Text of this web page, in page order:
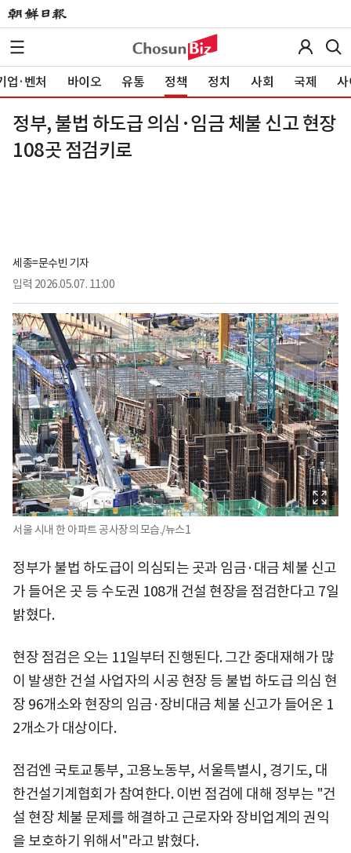
업·벤처 바이오 유통 정책 정치 사회 국제 사
정부, 불법 하도급 의심·임금 체불 신고 현장
108곳 점검키로
세종=문수빈 기자
입력 2026.05.07. 11:00
서울 시내 한 아파트 공사장의 모습./뉴스1
정부가 불법 하도급이 의심되는 곳과 임금·대금 체불 신고
가 들어온 곳 등 수도권 108개 건설 현장을 점검한다고 7일
밝혔다.
현장 점검은 오는 11일부터 진행된다. 그간 중대재해가 많
이 발생한 건설 사업자의 시공 현장 등 불법 하도급 의심 현
장 96개소와 현장의 임금·장비대금 체불 신고가 들어온 1
2개소가 대상이다.
점검엔 국토교통부, 고용노동부, 서울특별시, 경기도, 대
한건설기계협회가 참여한다. 이번 점검에 대해 정부는 "건
설 현장 체불 문제를 해결하고 근로자와 장비업계의 권익
을 보호하기 위해서"라고 밝혔다.